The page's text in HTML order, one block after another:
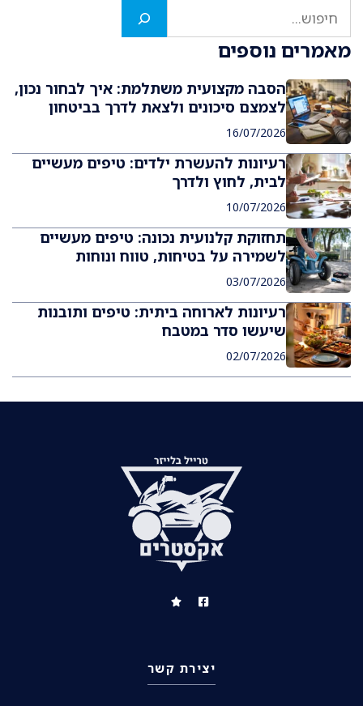
חיפוש
מאמרים נוספים
הסבה מקצועית משתלמת: איך לבחור נכון,
לצמצם סיכונים ולצאת לדרך בביטחון
16/07/2026
רעיונות להעשרת ילדים: טיפים מעשיים
לבית, לחוץ ולדרך
10/07/2026
תחזוקת קלנועית נכונה: טיפים מעשיים
לשמירה על בטיחות, טווח ונוחות
03/07/2026
רעיונות לארוחה ביתית: טיפים ותובנות
שיעשו סדר במטבח
02/07/2026
יצירת קשר